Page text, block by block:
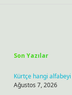
Son Yazılar
Kürtçe hangi alfabeyi
Ağustos 7, 2026